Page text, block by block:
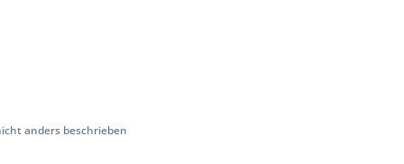
anders beschrieben